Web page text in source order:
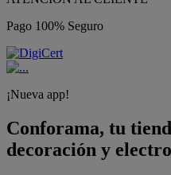
Pago 100% Seguro
¡Nueva app!
Conforama, tu
decoración y